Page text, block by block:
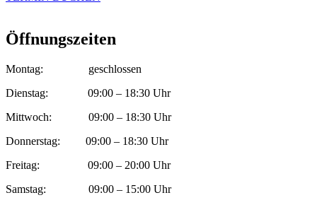
Öffnungszeiten
Montag: geschlossen
Dienstag: 09:00 – 18:30 Uhr
Mittwoch: 09:00 – 18:30 Uhr
Donnerstag: 09:00 – 18:30 Uhr
Freitag: 09:00 – 20:00 Uhr
Samstag: 09:00 – 15:00 Uhr